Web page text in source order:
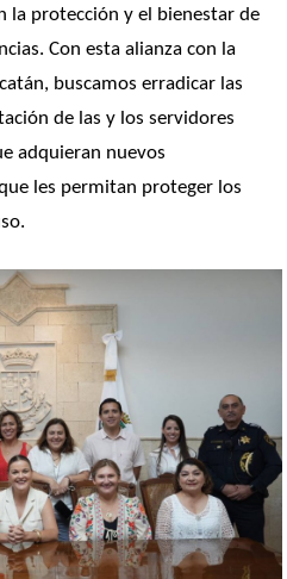
la protección y el bienestar de
Con esta alianza con la
buscamos erradicar las
de las y los servidores
adquieran nuevos
les permitan proteger los